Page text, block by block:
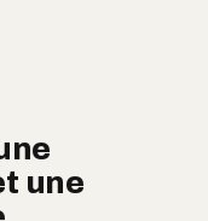
une